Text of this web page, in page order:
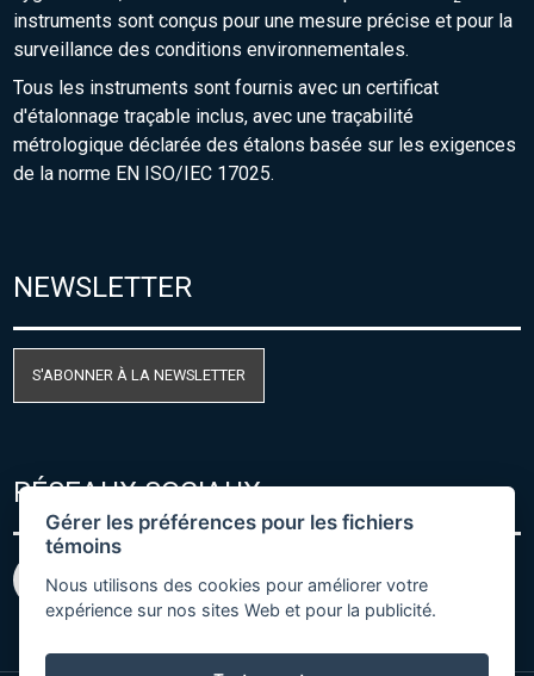
instruments sont conçus pour une mesure précise et pour la
surveillance des conditions environnementales.
Tous les instruments sont fournis avec un certificat
d'étalonnage traçable inclus, avec une traçabilité
métrologique déclarée des étalons basée sur les exigences
de la norme EN ISO/IEC 17025.
NEWSLETTER
S'ABONNER À LA NEWSLETTER
RÉSEAUX SOCIAUX
Gérer les préférences pour les fichiers
témoins
Nous utilisons des cookies pour améliorer votre
expérience sur nos sites Web et pour la publicité.